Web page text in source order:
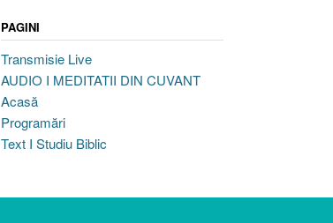
PAGINI
Transmisie Live
AUDIO I MEDITATII DIN CUVANT
Acasă
Programări
Text I Studiu Biblic